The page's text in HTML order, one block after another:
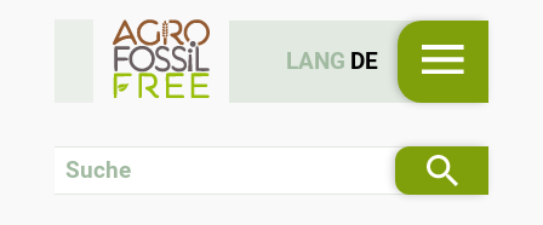
LANG DE